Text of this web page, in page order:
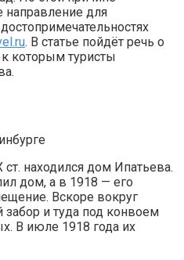
направление для
. В статье пойдёт речь о
которым туристы
находился дом Ипатьева.
дом, а в 1918 — его
Вскоре вокруг
забор и туда под конвоем
В июле 1918 года их